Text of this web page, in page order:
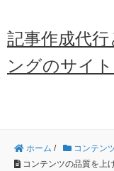
記事作成代
ングのサイ
ホーム / コンテン
コンテンツの品質を上